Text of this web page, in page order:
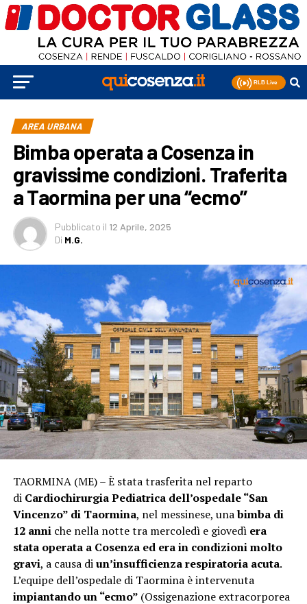
AREA URBANA
Bimba operata a Cosenza in
gravissime condizioni. Traferita
a Taormina per una “ecmo”
Pubblicato il 12 Aprile, 2025
Di M.G.
TAORMINA (ME) – È stata trasferita nel reparto
diCardiochirurgia Pediatrica dell’ospedale “San
Vincenzo” di Taormina, nel messinese, unabimba di
12 anniche nella notte tra mercoledì e giovedìera
stata operata a Cosenza ed era in condizioni molto
gravi, a causa diun’insufficienza respiratoria acuta.
L’equipe dell’ospedale di Taormina è intervenuta
impiantando un “ecmo” (Ossigenazione extracorporea